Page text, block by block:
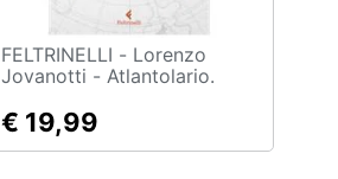
FELTRINELLI - Lorenzo
Jovanotti - Atlantolario.
Parole
€ 19,99